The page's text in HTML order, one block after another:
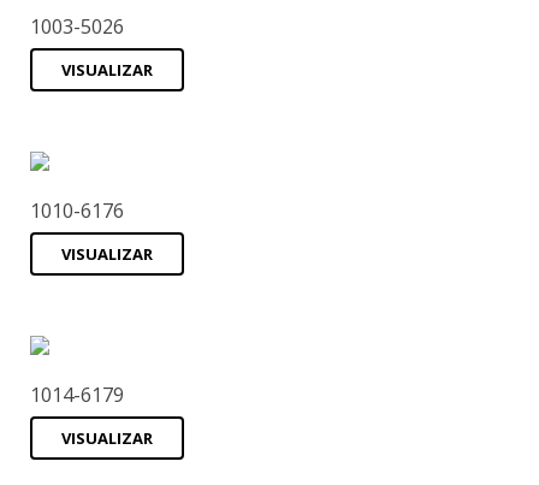
1003-5026
VISUALIZAR
1010-6176
VISUALIZAR
1014-6179
VISUALIZAR